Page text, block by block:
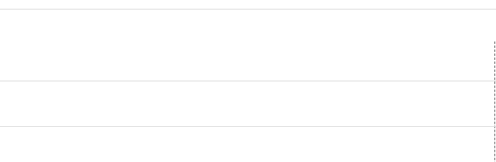
ATQ–PQC: cmp-view-offers-disclaimer. ค้นหาข้อเสนอ
ATQ–PQC: cmp-view-offers-disclaimer. ค้นหาข้อเ
ATQ–PQC: cmp-view-offers-disclaimer. ค้นห
ATQ–PQC: cmp-view-offers-
ATQ–PQC: cmp-view-offers-
ATQ–PQC: cmp-view-offers-
ATQ–PQC: cmp-view-
ATQ–PQC: cmp-
ATQ–PQC:
ATQ–PQC: